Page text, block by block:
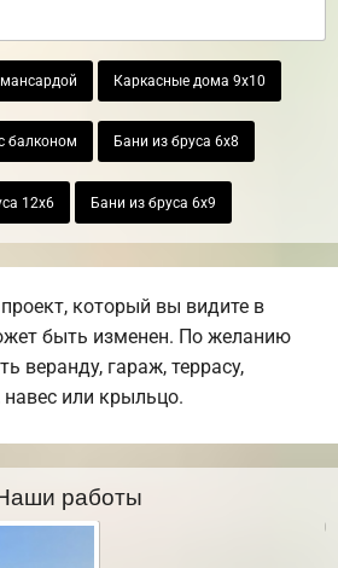
Каркасные дома 9х10
балконом Бани из бруса 6х8
12х6 Бани из бруса 6х9
который вы видите в
быть изменен. По желанию
веранду, гараж, террасу,
навес или крыльцо.
работы